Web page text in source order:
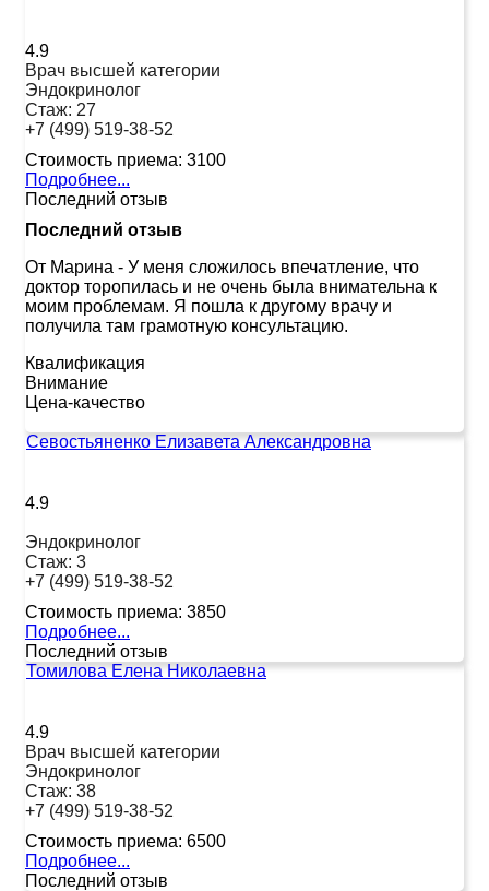
4.9
Врач высшей категории
Эндокринолог
Стаж: 27
+7 (499) 519-38-52
Стоимость приема: 3100
Подробнее...
Последний отзыв
Последний отзыв
От Марина - У меня сложилось впечатление, что
доктор торопилась и не очень была внимательна к
моим проблемам. Я пошла к другому врачу и
получила там грамотную консультацию.
Квалификация
Внимание
Цена-качество
Севостьяненко Елизавета Александровна
4.9
Эндокринолог
Стаж: 3
+7 (499) 519-38-52
Стоимость приема: 3850
Подробнее...
Последний отзыв
Томилова Елена Николаевна
4.9
Врач высшей категории
Эндокринолог
Стаж: 38
+7 (499) 519-38-52
Стоимость приема: 6500
Подробнее...
Последний отзыв